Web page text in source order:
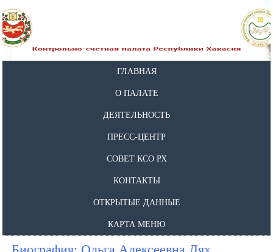
ГЛАВНАЯ
О ПАЛАТЕ
ДЕЯТЕЛЬНОСТЬ
ПРЕСС-ЦЕНТР
СОВЕТ КСО РХ
КОНТАКТЫ
ОТКРЫТЫЕ ДАННЫЕ
КАРТА МЕНЮ